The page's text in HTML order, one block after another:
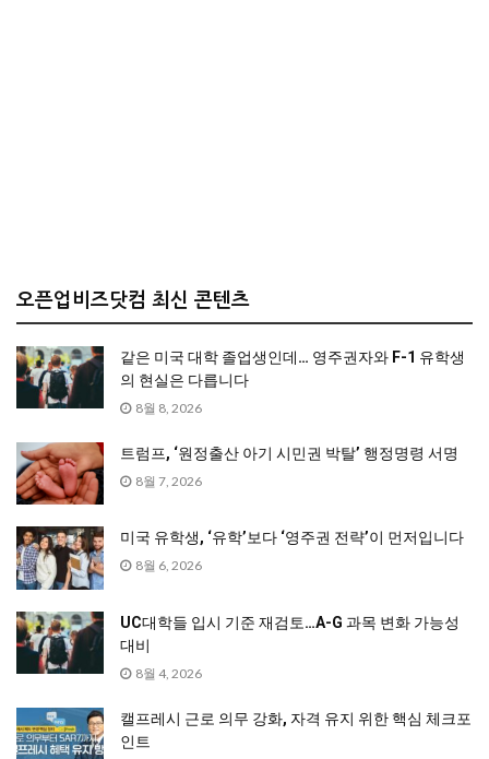
오픈업비즈닷컴 최신 콘텐츠
같은 미국 대학 졸업생인데… 영주권자와 F-1 유학생
의 현실은 다릅니다
8월 8, 2026
트럼프, ‘원정출산 아기 시민권 박탈’ 행정명령 서명
8월 7, 2026
미국 유학생, ‘유학’보다 ‘영주권 전략’이 먼저입니다
8월 6, 2026
UC대학들 입시 기준 재검토…A-G 과목 변화 가능성
대비
8월 4, 2026
캘프레시 근로 의무 강화, 자격 유지 위한 핵심 체크포
인트